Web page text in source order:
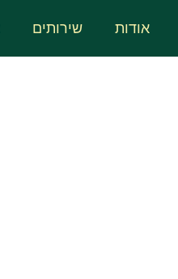
אודות שירותים